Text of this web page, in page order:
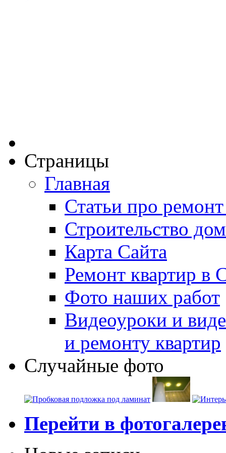
Страницы
Главная
Статьи про
Строительство
Карта Сайта
Ремонт квартир в
Фото наших работ
Видеоуроки и
и ремонту квартир
Случайные фото
Перейти в